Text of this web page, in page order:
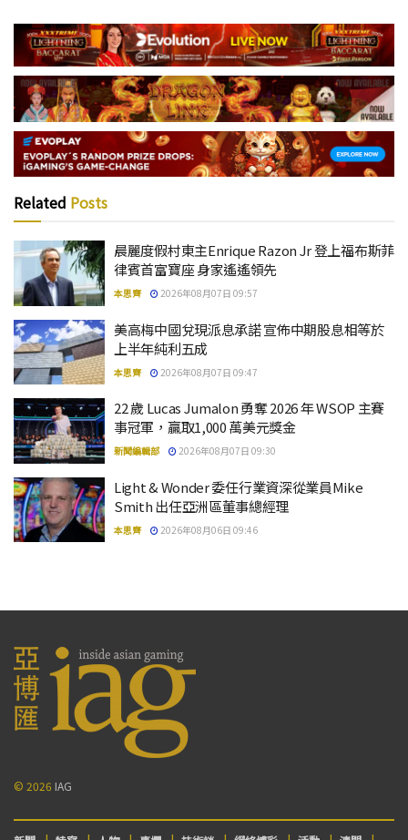
Related Posts
晨麗度假村東主Enrique Razon Jr 登上福布斯菲
律賓首富寶座 身家遙遙領先
本思齊 2026年08月07日 09:57
美高梅中國兌現派息承諾 宣佈中期股息相等於
上半年純利五成
本思齊 2026年08月07日 09:47
22 歲 Lucas Jumalon 勇奪 2026 年 WSOP 主賽
事冠軍，贏取1,000 萬美元獎金
新聞編輯部 2026年08月07日 09:30
Light & Wonder 委任行業資深從業員Mike
Smith 出任亞洲區董事總經理
本思齊 2026年08月06日 09:46
© 2026 IAG